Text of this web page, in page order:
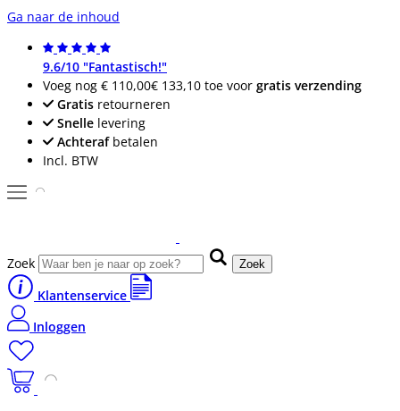
Ga naar de inhoud
9.6/10 "Fantastisch!"
Voeg nog € 110,00€ 133,10 toe voor gratis verzending
Gratis retourneren
Snelle levering
Achterafbetalen
Incl. BTW
Zoek Zoek
Klantenservice
Inloggen